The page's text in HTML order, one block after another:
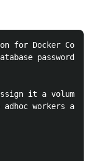
for Docker
password.
it a volume
workers and